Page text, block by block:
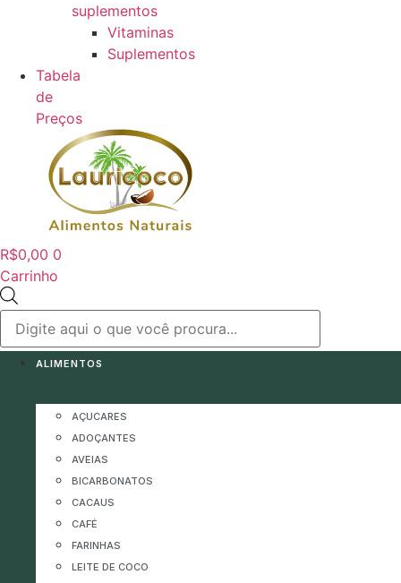
suplementos
Vitaminas
Suplementos
Tabela
de
Preços
R$0,00 0
Carrinho
produtos
ALIMENTOS
AÇUCARES
ADOÇANTES
AVEIAS
BICARBONATOS
CACAUS
CAFÉ
FARINHAS
LEITE DE COCO